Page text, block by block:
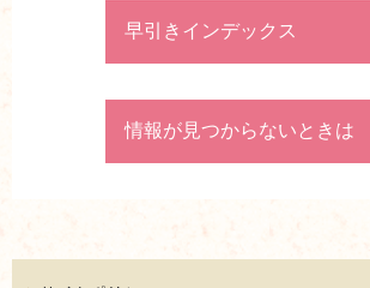
早引きインデックス
情報が見つからないときは